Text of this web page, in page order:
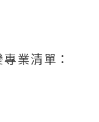
業清單：